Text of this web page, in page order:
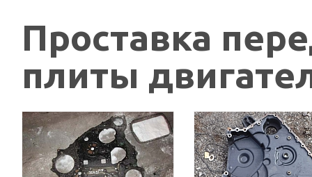
Проставка
плиты